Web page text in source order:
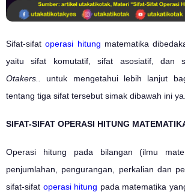
Sifat-sifatoperasi hitung matematika
yaitu sifat komutatif, sifat asosiatif, dan
Otakers.. untuk mengetahui lebih lanjut
tentang tiga sifat tersebut simak dibawah ini ya.
SIFAT-SIFAT OPERASI HITUNG
Operasi hitung pada bilangan (ilmu
penjumlahan, pengurangan, perkalian dan
sifat-sifat operasi hitung pada matematika